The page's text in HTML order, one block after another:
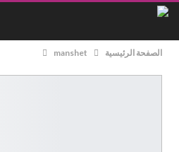
الصفحة الرئيسية manshet